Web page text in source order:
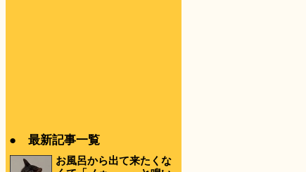
● 最新記事一覧
お風呂から出て来たくな